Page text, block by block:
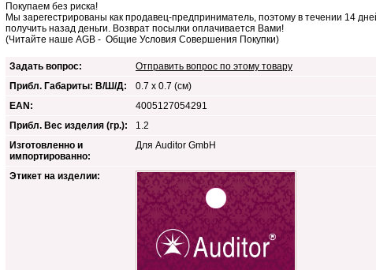
Покупаем без риска!
Мы зарегестрированы как продавец-предприниматель, поэтому в течении 14
получить назад деньги. Возврат посылки оплачивается Вами!
(Читайте наше AGB - Общие Условия Совершения Покупки)
Задать вопрос:
Отправить вопрос по этому товару
Прибл. Габариты: В/Ш/Д:
0.7 х 0.7 (см)
EAN:
4005127054291
Прибл. Вес изделия (гр.):
1.2
Изготовленно и
импортированно:
Для Auditor GmbH
Этикет на изделии: